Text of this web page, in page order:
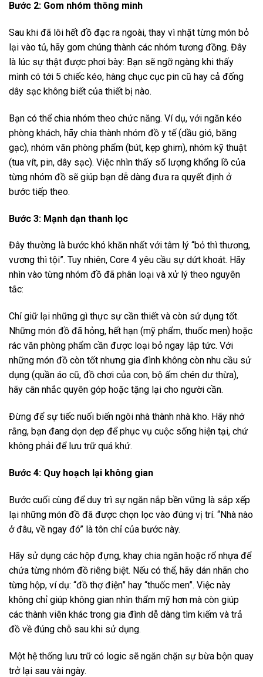
Bước 2: Gom nhóm thông minh
Sau khi đã lôi hết đồ đạc ra ngoài, thay vì nhặt từng món bỏ
lại vào tủ, hãy gom chúng thành các nhóm tương đồng. Đây
là lúc sự thật được phơi bày: Bạn sẽ ngỡ ngàng khi thấy
mình có tới 5 chiếc kéo, hàng chục cục pin cũ hay cả đống
dây sạc không biết của thiết bị nào.
Bạn có thể chia nhóm theo chức năng. Ví dụ, với ngăn kéo
phòng khách, hãy chia thành nhóm đồ y tế (dầu gió, băng
gạc), nhóm văn phòng phẩm (bút, kẹp ghim), nhóm kỹ thuật
(tua vít, pin, dây sạc). Việc nhìn thấy số lượng khổng lồ của
từng nhóm đồ sẽ giúp bạn dễ dàng đưa ra quyết định ở
bước tiếp theo.
Bước 3: Mạnh dạn thanh lọc
Đây thường là bước khó khăn nhất với tâm lý “bỏ thì thương,
vương thì tội”. Tuy nhiên, Core 4 yêu cầu sự dứt khoát. Hãy
nhìn vào từng nhóm đồ đã phân loại và xử lý theo nguyên
tắc:
Chỉ giữ lại những gì thực sự cần thiết và còn sử dụng tốt.
Những món đồ đã hỏng, hết hạn (mỹ phẩm, thuốc men) hoặc
rác văn phòng phẩm cần được loại bỏ ngay lập tức. Với
những món đồ còn tốt nhưng gia đình không còn nhu cầu sử
dụng (quần áo cũ, đồ chơi của con, bộ ấm chén dư thừa),
hãy cân nhắc quyên góp hoặc tặng lại cho người cần.
Đừng để sự tiếc nuối biến ngôi nhà thành nhà kho. Hãy nhớ
rằng, bạn đang dọn dẹp để phục vụ cuộc sống hiện tại, chứ
không phải để lưu trữ quá khứ.
Bước 4: Quy hoạch lại không gian
Bước cuối cùng để duy trì sự ngăn nắp bền vững là sắp xếp
lại những món đồ đã được chọn lọc vào đúng vị trí. “Nhà nào
ở đâu, về ngay đó” là tôn chỉ của bước này.
Hãy sử dụng các hộp đựng, khay chia ngăn hoặc rổ nhựa để
chứa từng nhóm đồ riêng biệt. Nếu có thể, hãy dán nhãn cho
từng hộp, ví dụ: “đồ thợ điện” hay “thuốc men”. Việc này
không chỉ giúp không gian nhìn thẩm mỹ hơn mà còn giúp
các thành viên khác trong gia đình dễ dàng tìm kiếm và trả
đồ về đúng chỗ sau khi sử dụng.
Một hệ thống lưu trữ có logic sẽ ngăn chặn sự bừa bộn quay
trở lại sau vài ngày.